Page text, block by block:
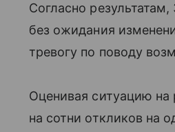
Согласно
без ожидания
тревогу по поводу
Оценивая ситуацию на
на сотни откликов на